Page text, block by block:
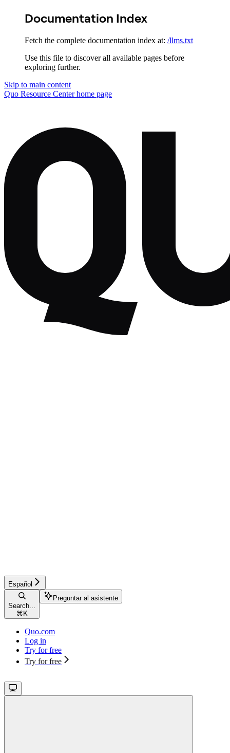
Documentation Index
Fetch the complete documentation index at: /llms.txt
Use this file to discover all available pages before
exploring further.
Skip to main content
Quo Resource Centerhome page
Español
Search...
⌘ K
Preguntar al asistente
Quo.com
Log in
Try for free
Try for free